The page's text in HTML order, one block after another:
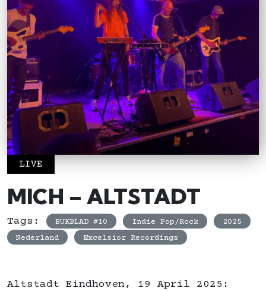
LIVE
MICH – ALTSTADT
Tags: BUKBLAD #10 Indie Pop/Rock
2025
Nederland
Excelsior Recordings
Altstadt Eindhoven, 19 April 2025: